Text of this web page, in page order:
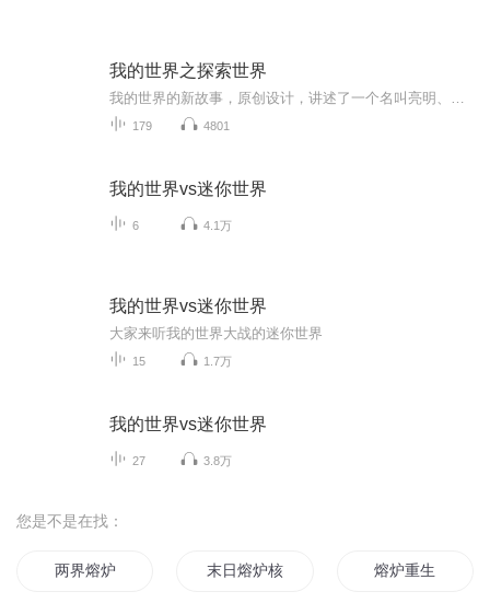
我的世界之探索世界
179 4801
我的世界vs迷你世界
6 4.1万
我的世界vs迷你世界
大家来听我的世界大战的迷你世界
15 1.7万
我的世界vs迷你世界
27 3.8万
您是不是在找：
两界熔炉 末日熔炉核心 熔炉重生